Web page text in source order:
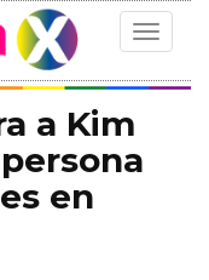
Toggle
a Kim
en